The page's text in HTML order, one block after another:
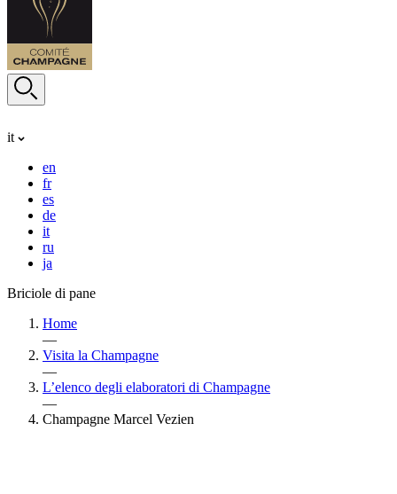
it
en
fr
es
de
it
ru
ja
Briciole di pane
Home
—
Visita la Champagne
—
L’elenco degli elaboratori di Champagne
—
Champagne Marcel Vezien